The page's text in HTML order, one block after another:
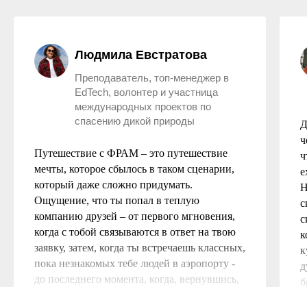
Людмила Евстратова
Преподаватель, топ-менеджер в
EdTech, волонтер и участница
международных проектов по
спасению дикой природы
Путешествие с ФРАМ – это путешествие
мечты, которое сбылось в таком сценарии,
который даже сложно придумать.
Ощущение, что ты попал в теплую
компанию друзей – от первого мгновения,
когда с тобой связываются в ответ на твою
заявку, затем, когда ты встречаешь классных,
пока незнакомых тебе людей в аэропорту -
до последнего момента, когда, вернувшись,